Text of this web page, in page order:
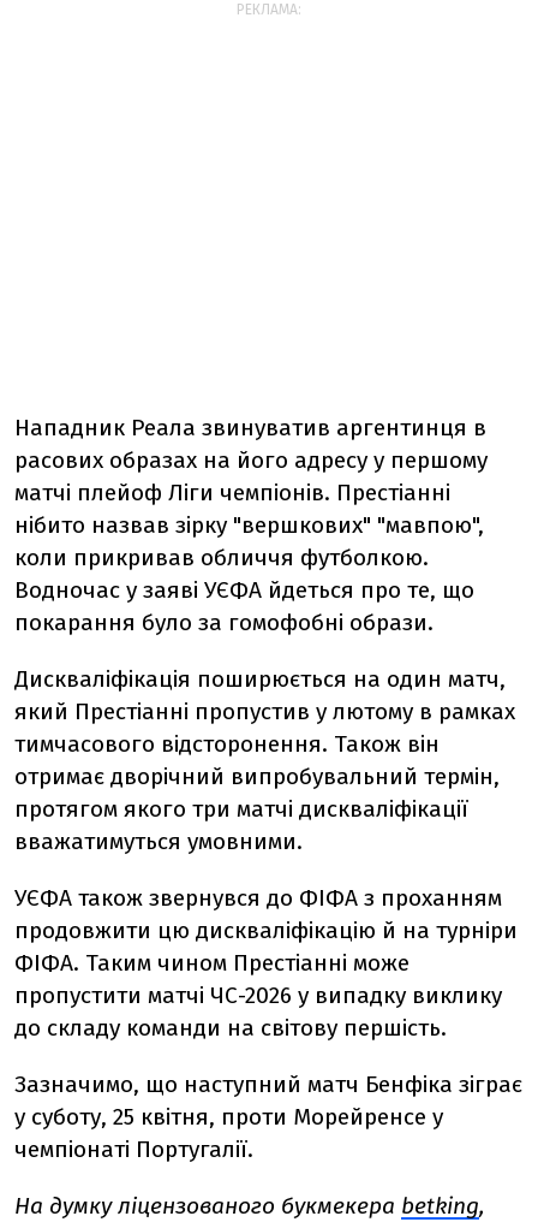
РЕКЛАМА:
Нападник Реала звинуватив аргентинця в
расових образах на його адресу у першому
матчі плейоф Ліги чемпіонів. Престіанні
нібито назвав зірку "вершкових" "мавпою",
коли прикривав обличчя футболкою.
Водночас у заяві УЄФА йдеться про те, що
покарання було за гомофобні образи.
Дискваліфікація поширюється на один матч,
який Престіанні пропустив у лютому в рамках
тимчасового відсторонення. Також він
отримає дворічний випробувальний термін,
протягом якого три матчі дискваліфікації
вважатимуться умовними.
УЄФА також звернувся до ФІФА з проханням
продовжити цю дискваліфікацію й на турніри
ФІФА. Таким чином Престіанні може
пропустити матчі ЧС-2026 у випадку виклику
до складу команди на світову першість.
Зазначимо, що наступний матч Бенфіка зіграє
у суботу, 25 квітня, проти Морейренсе у
чемпіонаті Португалії.
На думку ліцензованого букмекера betking,